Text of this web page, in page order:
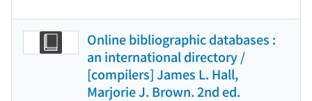
Online bibliographic databases :
an international directory /
[compilers] James L. Hall,
Marjorie J. Brown. 2nd ed.